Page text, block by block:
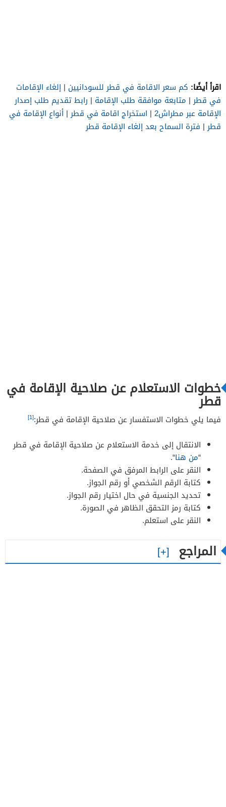
اقرأ أيضًا: كم سعر الاقامة في قطر للسودانيين | إلغاء الإقامات
في قطر| متابعة موافقة طلب الإقامة | رابط تقديم طلب إصدار
الإقامة عبر مطراش2 | استخراج اقامة في قطر| أنواع الإقامة في
قطر| فترة السماح بعد إلغاء الإقامة قطر
خطوات الاستعلام عن صلاحية الإقامة في
قطر
فيما يلي خطوات الاستفسار عن صلاحية الإقامة في قطر:[1]
الانتقال إلى خدمة الاستعلام عن صلاحية الإقامة في قطر
“من هنا“.
النقر على الرابط المرفق في الصفحة.
كتابة الرقم الشخصي أو رقم الجواز.
تحديد الجنسية في حال اختيار رقم الجواز.
كتابة رمز التحقق الظاهر في الصورة.
النقر على استعلم.
المراجع